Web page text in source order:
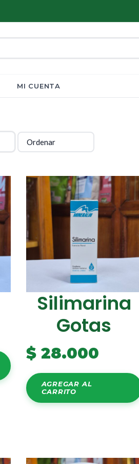
MI CUENTA
Silimarina
Gotas
$28.000
AGREGAR AL
CARRITO